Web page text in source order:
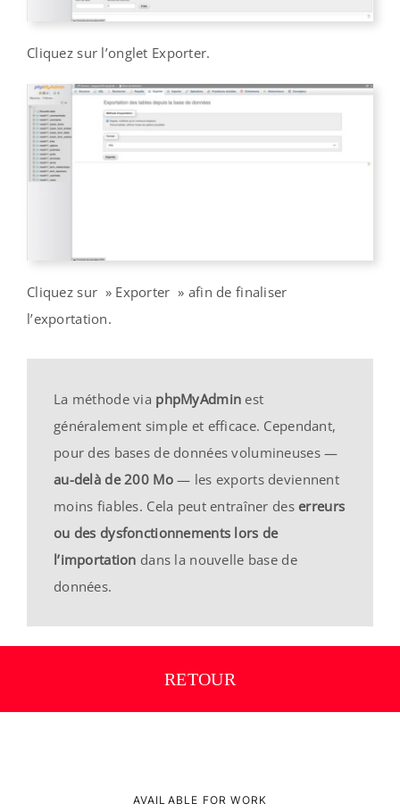
Cliquez sur l’onglet Exporter.
Cliquez sur » Exporter » afin de finaliser
l’exportation.
La méthode via phpMyAdmin est
généralement simple et efficace. Cependant,
pour des bases de données volumineuses —
au-delà de 200 Mo— les exports deviennent
moins fiables. Cela peut entraîner des erreurs
ou des dysfonctionnements lors de
l’importation dans la nouvelle base de
données.
RETOUR
AVAILABLE FOR WORK